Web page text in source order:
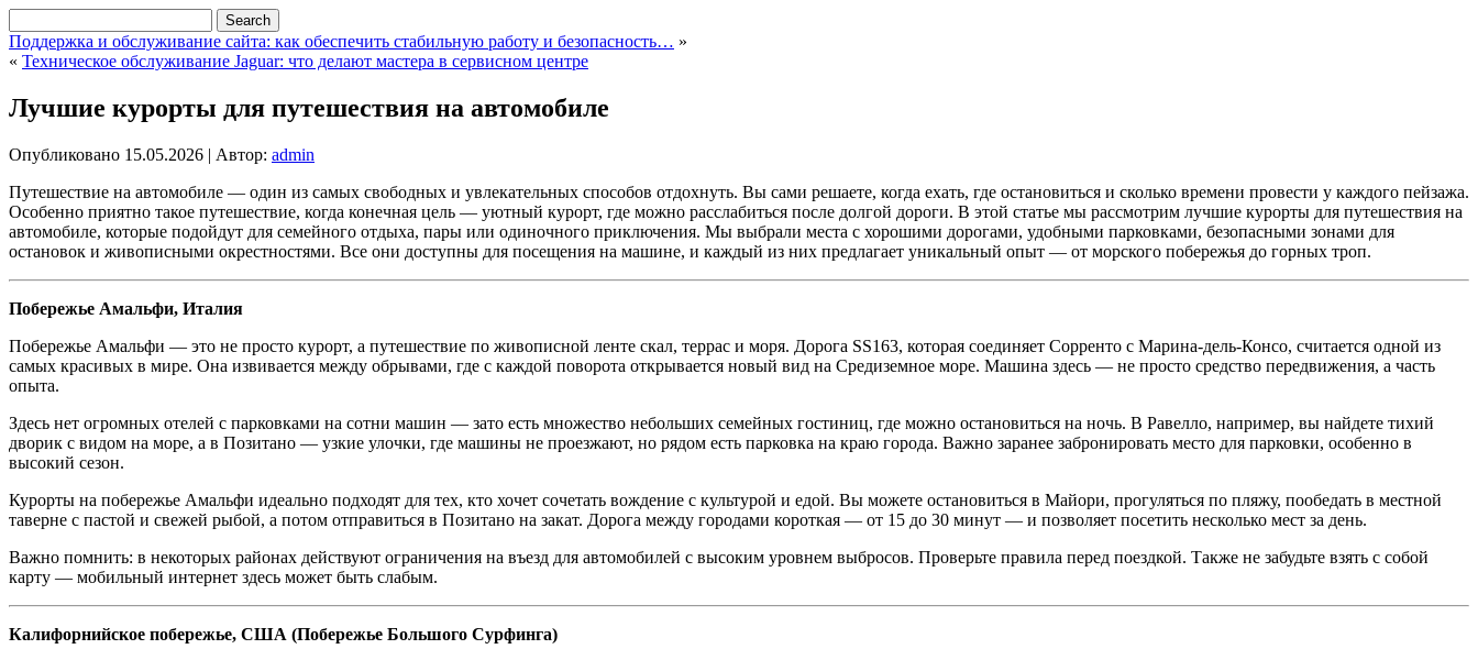
Поддержка и обслуживание сайта: как обеспечить стабильную работу и безопасность… »
« Техническое обслуживание Jaguar: что делают мастера в сервисном центре
Лучшие курорты для путешествия на автомобиле
Опубликовано 15.05.2026 | Автор: admin
Путешествие на автомобиле — один из самых свободных и увлекательных способов отдохнуть. Вы сами решаете, когда ехать, где остановиться и сколько времени провести у каждого пейзажа.
Особенно приятно такое путешествие, когда конечная цель — уютный курорт, где можно расслабиться после долгой дороги. В этой статье мы рассмотрим лучшие курорты для путешествия на
автомобиле, которые подойдут для семейного отдыха, пары или одиночного приключения. Мы выбрали места с хорошими дорогами, удобными парковками, безопасными зонами для
остановок и живописными окрестностями. Все они доступны для посещения на машине, и каждый из них предлагает уникальный опыт — от морского побережья до горных троп.
Побережье Амальфи, Италия
Побережье Амальфи — это не просто курорт, а путешествие по живописной ленте скал, террас и моря. Дорога SS163, которая соединяет Сорренто с Марина-дель-Консо, считается одной из
самых красивых в мире. Она извивается между обрывами, где с каждой поворота открывается новый вид на Средиземное море. Машина здесь — не просто средство передвижения, а часть
опыта.
Здесь нет огромных отелей с парковками на сотни машин — зато есть множество небольших семейных гостиниц, где можно остановиться на ночь. В Равелло, например, вы найдете тихий
дворик с видом на море, а в Позитано — узкие улочки, где машины не проезжают, но рядом есть парковка на краю города. Важно заранее забронировать место для парковки, особенно в
высокий сезон.
Курорты на побережье Амальфи идеально подходят для тех, кто хочет сочетать вождение с культурой и едой. Вы можете остановиться в Майори, прогуляться по пляжу, пообедать в местной
таверне с пастой и свежей рыбой, а потом отправиться в Позитано на закат. Дорога между городами короткая — от 15 до 30 минут — и позволяет посетить несколько мест за день.
Важно помнить: в некоторых районах действуют ограничения на въезд для автомобилей с высоким уровнем выбросов. Проверьте правила перед поездкой. Также не забудьте взять с собой
карту — мобильный интернет здесь может быть слабым.
Калифорнийское побережье, США (Побережье Большого Сурфинга)